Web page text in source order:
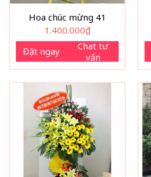
Hoa chúc mừng 41
1.400.000₫
Đặt ngay
Chat tư
vấn